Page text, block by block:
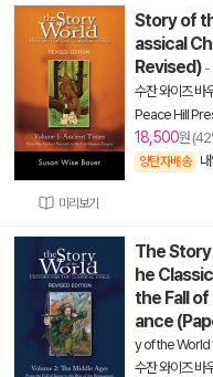
미리보기
Story of
assical
Revised) -
수잔 와이즈 바
Peace Hill
18,500원
양탄자배송
The
he
the Fall
ance
y of the World
수잔 와이즈 바